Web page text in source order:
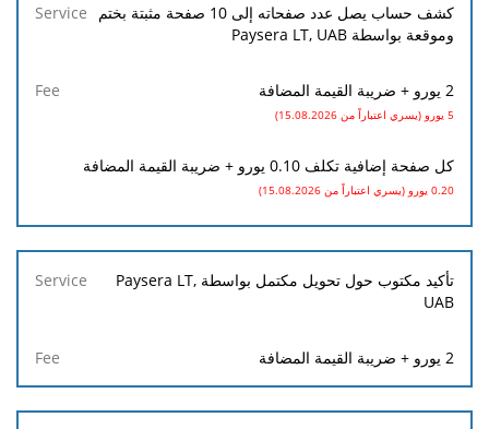
كشف حساب يصل عدد صفحاته إلى 10 صفحة مثبتة بختم
وموقعة بواسطة Paysera LT, UAB
2 يورو + ضريبة القيمة المضافة
5 يورو (يسري اعتباراً من 15.08.2026)
كل صفحة إضافية تكلف 0.10 يورو + ضريبة القيمة المضافة
0.20 يورو (يسري اعتباراً من 15.08.2026)
تأكيد مكتوب حول تحويل مكتمل بواسطة Paysera LT,
UAB
2 يورو + ضريبة القيمة المضافة